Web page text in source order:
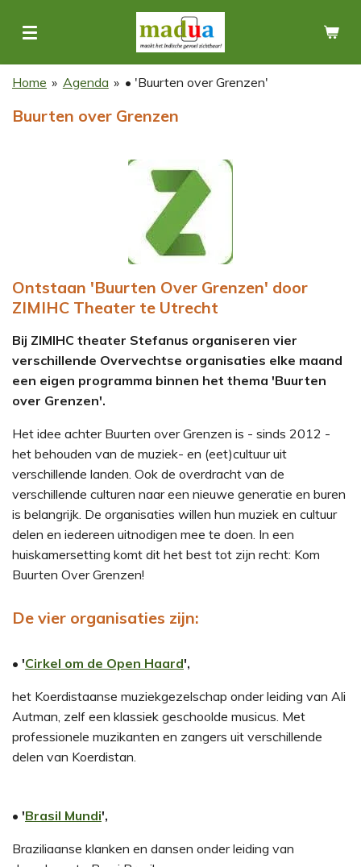
direct
de
Home » Agenda » • 'Buurten over Grenzen'
Buurten over Grenzen
Ontstaan 'Buurten Over Grenzen' door
ZIMIHC Theater te Utrecht
Bij ZIMIHC theater Stefanus organiseren vier
verschillende Overvechtse organisaties elke maand
een eigen programma binnen het thema 'Buurten
over Grenzen'.
Het idee achter Buurten over Grenzen is - sinds 2012 -
het behouden van de muziek- en (eet)cultuur uit
verschillende landen. Ook de overdracht van de
verschillende culturen naar een nieuwe generatie en buren
is belangrijk. De organisaties willen hun muziek en cultuur
delen en iedereen uitnodigen mee te doen. In een
huiskamersetting komt dit het best tot zijn recht: Kom
Buurten Over Grenzen!
De vier organisaties zijn:
• 'Cirkel om de Open Haard',
het Koerdistaanse muziekgezelschap onder leiding van Ali
Autman, zelf een klassiek geschoolde musicus. Met
professionele muzikanten en zangers uit verschillende
delen van Koerdistan.
• 'Brasil Mundi',
Braziliaanse klanken en dansen onder leiding van